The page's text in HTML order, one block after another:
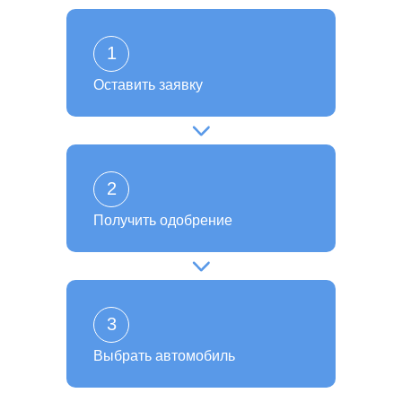
Выбрать автомобиль
3
Получить одобрение
2
Оставить заявку
1